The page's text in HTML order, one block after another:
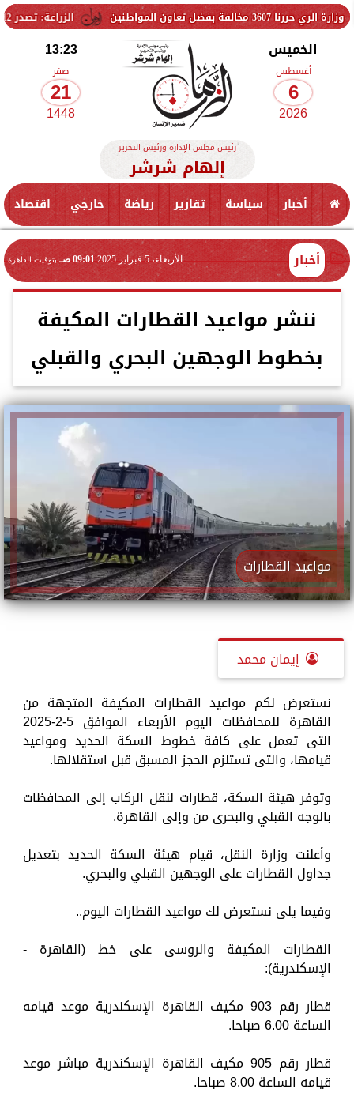
الزراعة: تصدر 712 ترخيص تشغيل جديد لمشروعات الثروة الحيوانية والداجنة.. وتسجيل 832 مخلوط أعلاف
الخميس
أغسطس
6
2026
13:23
صفر
21
1448
رئيس مجلس الإدارة ورئيس التحرير
إلهام شرشر
أخبار سياسة تقارير رياضة خارجي اقتصاد
أخبار الأربعاء، 5 فبراير 2025 09:01 صـ بتوقيت القاهرة
ننشر مواعيد القطارات المكيفة
بخطوط الوجهين البحري والقبلي
مواعيد القطارات
إيمان محمد
نستعرض لكم مواعيد القطارات المكيفة المتجهة من
القاهرة للمحافظات اليوم الأربعاء الموافق 5-2-2025
التى تعمل على كافة خطوط السكة الحديد ومواعيد
قيامها، والتى تستلزم الحجز المسبق قبل استقلالها.
وتوفر هيئة السكة، قطارات لنقل الركاب إلى المحافظات
بالوجه القبلي والبحرى من وإلى القاهرة.
وأعلنت وزارة النقل، قيام هيئة السكة الحديد بتعديل
جداول القطارات على الوجهين القبلي والبحري.
وفيما يلى نستعرض لك مواعيد القطارات اليوم..
القطارات المكيفة والروسى على خط (القاهرة -
الإسكندرية):
قطار رقم 903 مكيف القاهرة الإسكندرية موعد قيامه
الساعة 6.00 صباحا.
قطار رقم 905 مكيف القاهرة الإسكندرية مباشر موعد
قيامه الساعة 8.00 صباحا.